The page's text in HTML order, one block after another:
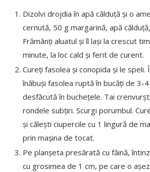
Dizolvi drojdia în apă călduță și o
cernută, 50 g margarină, apă
Frămânți aluatul și îl lași la crescut
minute, la loc cald și ferit de curent.
Cureți fasolea și conopida și le speli.
înăbuși fasolea ruptă în bucăți de 3-
desfăcută în buchețele. Tai
rondele subțiri. Scurgi porumbul.
și călești ciupercile cu 1 lingură de
prin mașina de tocat.
Pe planșeta presărată cu făină,
cu grosimea de 1 cm, pe care o